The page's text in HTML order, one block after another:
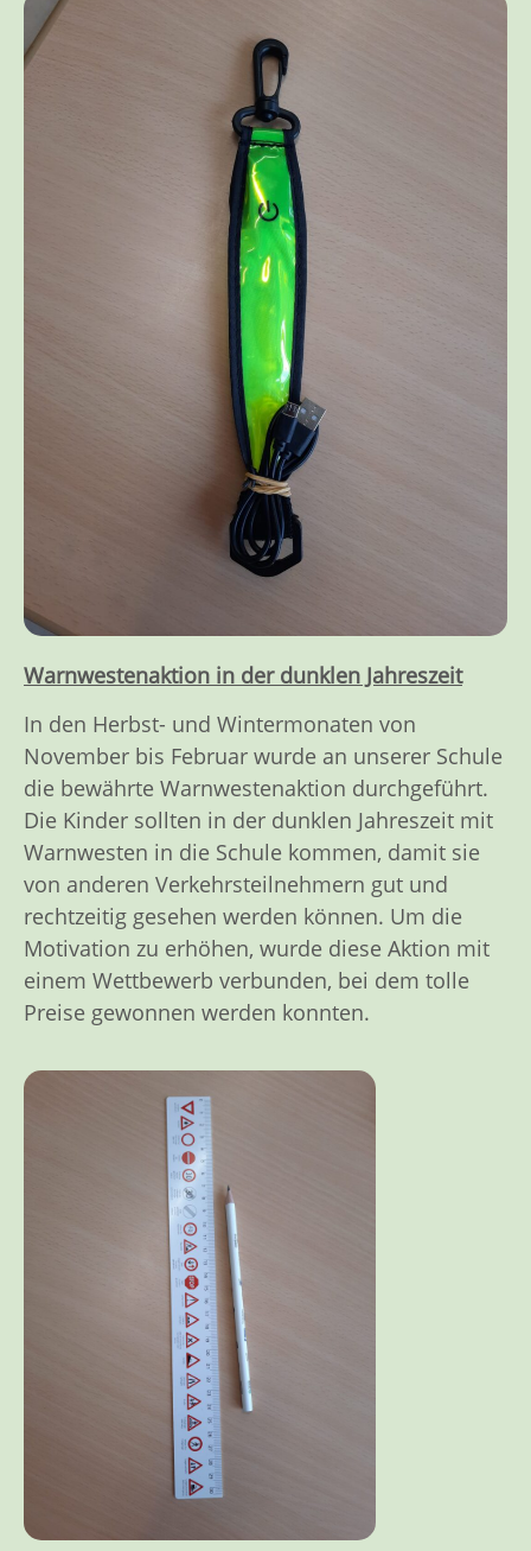
Warnwestenaktion in der dunklen Jahreszeit
In den Herbst- und Wintermonaten von
November bis Februar wurde an unserer Schule
die bewährte Warnwestenaktion durchgeführt.
Die Kinder sollten in der dunklen Jahreszeit mit
Warnwesten in die Schule kommen, damit sie
von anderen Verkehrsteilnehmern gut und
rechtzeitig gesehen werden können. Um die
Motivation zu erhöhen, wurde diese Aktion mit
einem Wettbewerb verbunden, bei dem tolle
Preise gewonnen werden konnten.